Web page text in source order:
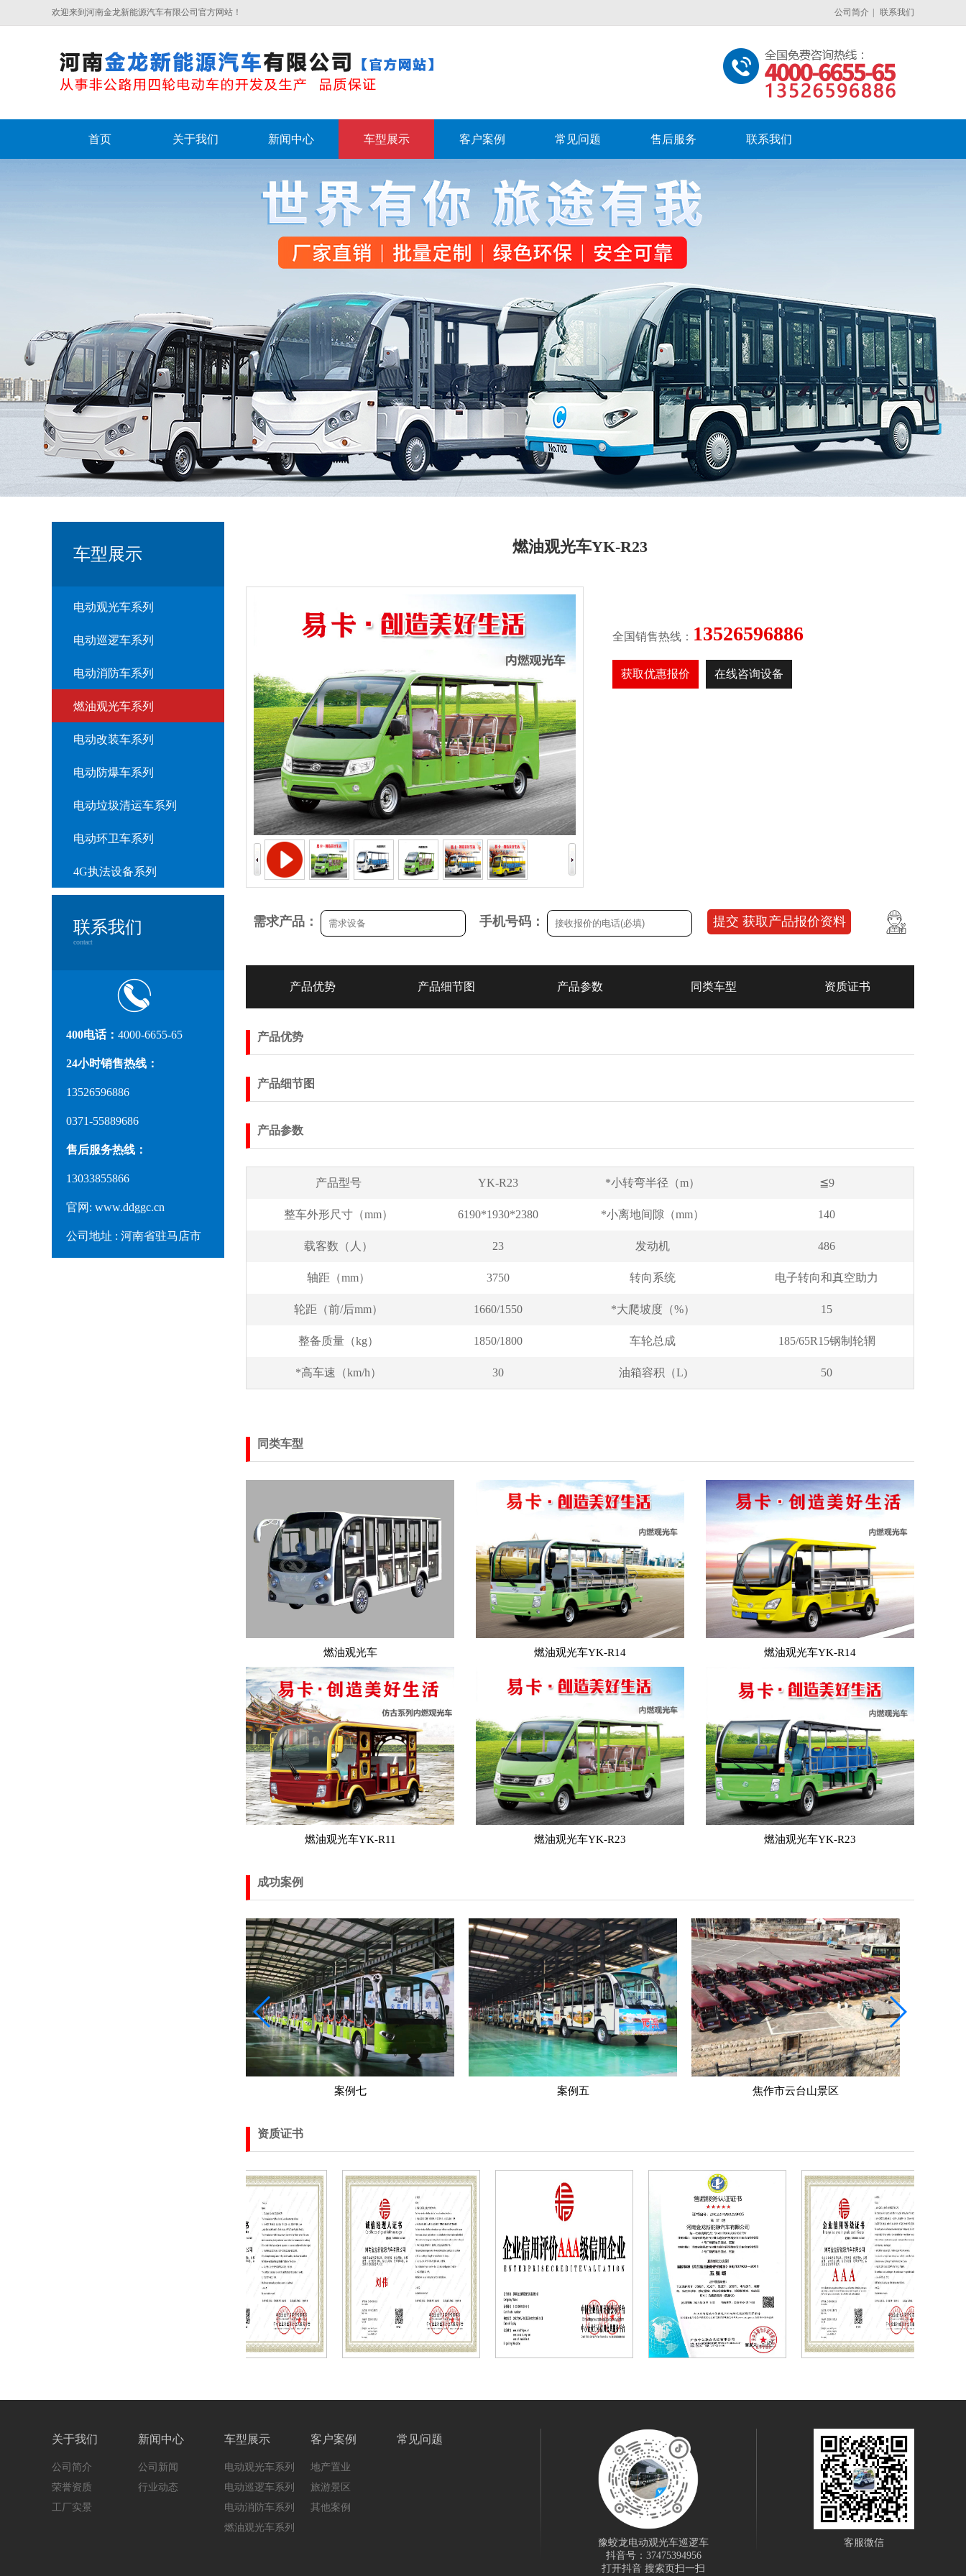
欢迎来到河南金龙新能源汽车有限公司官方网站！ 公司简介 联系我们
首页 关于我们 新闻中心 车型展示 客户案例 常见问题 售后服务 联系我们
车型展示
电动观光车系列
电动巡逻车系列
电动消防车系列
燃油观光车系列
电动改装车系列
电动防爆车系列
电动垃圾清运车系列
电动环卫车系列
4G执法设备系列
联系我们
contact
400电话： 4000-6655-65
24小时销售热线：
13526596886
0371-55889686
售后服务热线：
13033855866
官网: www.ddggc.cn
公司地址 : 河南省驻马店市
燃油观光车YK-R23
全国销售热线： 13526596886
获取优惠报价 在线咨询设备
需求产品： 手机号码： 提交 获取产品报价资料
产品优势 产品细节图 产品参数 同类车型 资质证书
产品优势
产品细节图
产品参数
产品型号 YK-R23 *小转弯半径（m） ≦9
整车外形尺寸（mm） 6190*1930*2380 *小离地间隙（mm） 140
载客数（人） 23 发动机 486
轴距（mm） 3750 转向系统 电子转向和真空助力
轮距（前/后mm） 1660/1550 *大爬坡度（%） 15
整备质量（kg） 1850/1800 车轮总成 185/65R15钢制轮辋
*高车速（km/h） 30 油箱容积（L) 50
同类车型
燃油观光车 燃油观光车YK-R14 燃油观光车YK-R14
燃油观光车YK-R11 燃油观光车YK-R23 燃油观光车YK-R23
成功案例
永泽上公馆 张家界旅游景区 洛阳旅游景区
资质证书
关于我们
公司简介
荣誉资质
工厂实景
新闻中心
公司新闻
行业动态
车型展示
电动观光车系列
电动巡逻车系列
电动消防车系列
燃油观光车系列
客户案例
地产置业
旅游景区
其他案例
常见问题
豫蛟龙电动观光车巡逻车
抖音号：37475394956
打开抖音 搜索页扫一扫
客服微信